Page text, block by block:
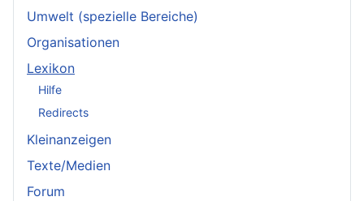
Umwelt (spezielle Bereiche)
Organisationen
Lexikon
Hilfe
Redirects
Kleinanzeigen
Texte/Medien
Forum